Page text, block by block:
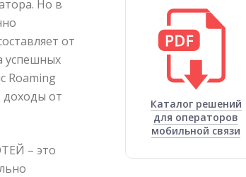
Каталог решений
для операторов
мобильной связи
Но в
от
успешных
Roaming
доходы от
– это